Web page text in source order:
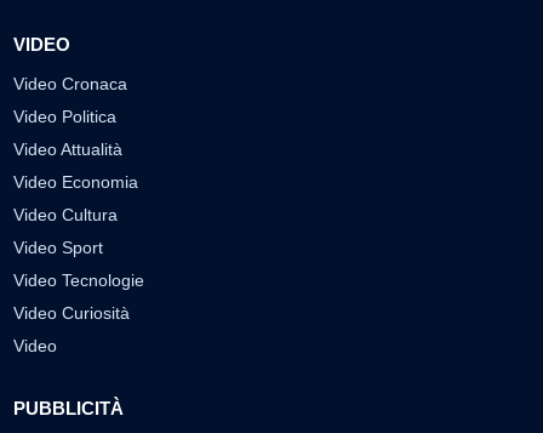
VIDEO
Video Cronaca
Video Politica
Video Attualità
Video Economia
Video Cultura
Video Sport
Video Tecnologie
Video Curiosità
Video
PUBBLICITÀ